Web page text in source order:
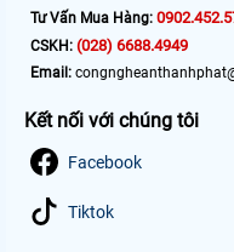
Tư Vấn Mua Hàng:
CSKH: (028) 6688.4949
Email:
Kết nối với chúng tôi
Facebook
Tiktok